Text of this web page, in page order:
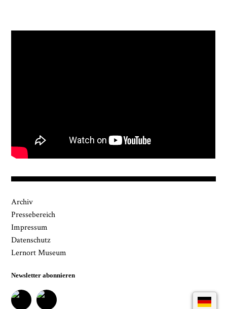
Archiv
Pressebereich
Impressum
Datenschutz
Lernort Museum
Newsletter abonnieren